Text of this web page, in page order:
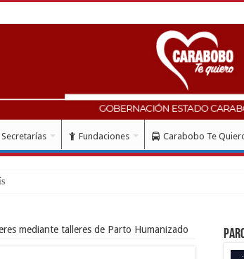
Secretarías Fundaciones Carabobo Te
“Honro al v
mediante talleres de Parto Humanizado